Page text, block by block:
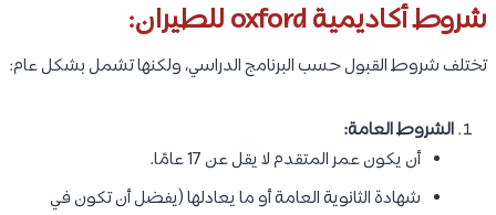
شروط أكاديمية oxford للطيران:
تختلف شروط القبول حسب البرنامج الدراسي، ولكنها تشمل بشكل عام:
الشروط العامة:
أن يكون عمر المتقدم لا يقل عن 17 عامًا.
شهادة الثانوية العامة أو ما يعادلها (يفضل أن تكون في